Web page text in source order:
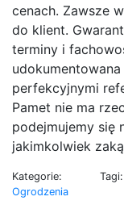
cenach. Zawsze
do klient.
terminy i
perfekcyjnymi
Pamet nie ma
podejmujemy się
jakimkolwiek
Kategorie:
Ogrodzenia
Tagi: